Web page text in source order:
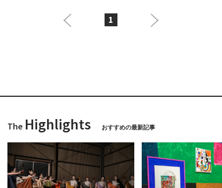
1
The Highlights おすすめの最新記事